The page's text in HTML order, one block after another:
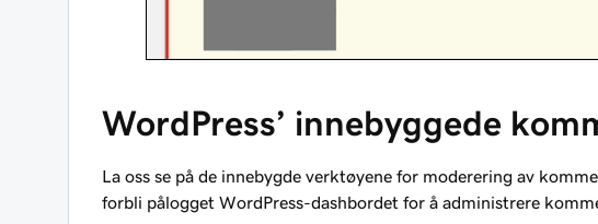
WordPress’ innebyggede
La oss se på de innebygde verktøyene for moderering av
forbli pålogget WordPress-dashbordet for å administrere